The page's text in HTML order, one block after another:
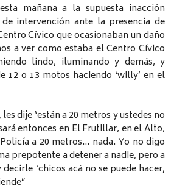
mañana a la supuesta inacción
intervención ante la presencia de
Cívico que ocasionaban un daño
a ver como estaba el Centro Cívico
lindo, iluminando y demás, y
12 o 13 motos haciendo ‘willy’ en el
dije ‘están a 20 metros y ustedes no
entonces en El Frutillar, en el Alto,
a 20 metros… nada. Yo no digo
prepotente a detener a nadie, pero a
‘chicos acá no se puede hacer,